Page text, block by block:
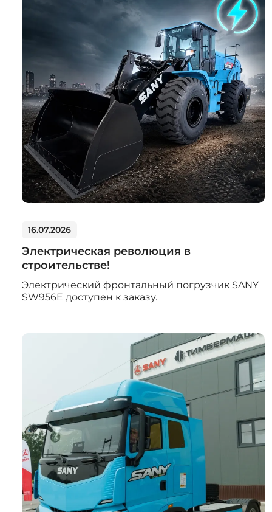
16.07.2026
Электрическая революция в
строительстве!
Электрический фронтальный погрузчик SANY
SW956E доступен к заказу.
Системы 3D нивелирования
Грейферные захваты
Посевная техника